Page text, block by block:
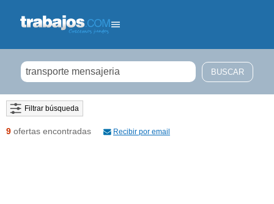
Filtrar búsqueda
9 ofertas encontradas Recibir por email